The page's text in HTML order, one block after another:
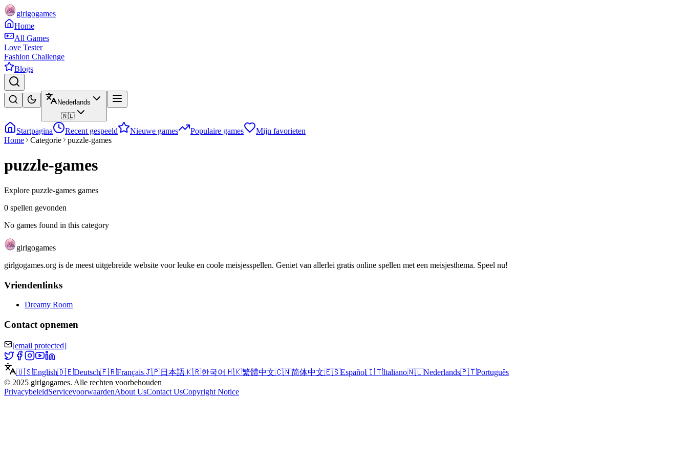
girlgogames
Home
All Games
Love Tester
Fashion Challenge
Blogs
Nederlands
🇳🇱
Startpagina Recent gespeeld Nieuwe games Populaire games
Mijn favorieten
Home
Categorie puzzle-games
puzzle-games
Explore puzzle-games games
0 spellen gevonden
No games found in this category
girlgogames
girlgogames.org is de meest uitgebreide website voor leuke en coole meisjesspellen. Geniet van allerlei gratis online spellen met een meisjesthema. Speel nu!
Vriendenlinks
Dreamy Room
Contact opnemen
[email protected]
🇺🇸English🇩🇪Deutsch🇫🇷Français🇯🇵日本語🇰🇷한국어🇭🇰繁體中文🇨🇳简体中文🇪🇸Español🇮🇹Italiano🇳🇱Nederlands🇵🇹Português
© 2025 girlgogames. Alle rechten voorbehouden
PrivacybeleidServicevoorwaardenAbout UsContact UsCopyright Notice